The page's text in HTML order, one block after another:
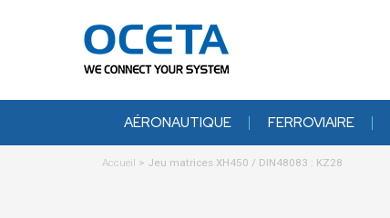
AÉRONAUTIQUE FERROVIAIRE
Accueil > Jeu matrices XH450 / DIN48083 : KZ28